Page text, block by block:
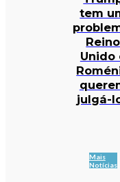
tem
Reino
Unido
julgá-
Mais
Notícias